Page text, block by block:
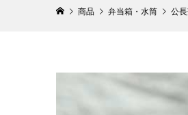
商品 弁当箱・水筒 公